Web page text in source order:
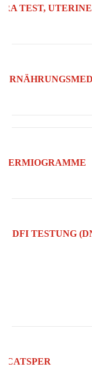
TEST,
DFI TESTUNG
CATSPER